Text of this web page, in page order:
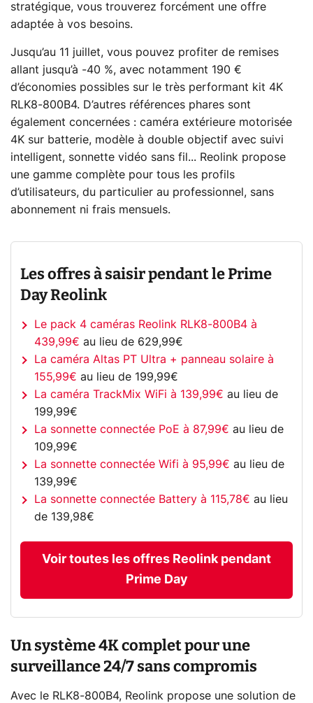
stratégique, vous trouverez forcément une offre
adaptée à vos besoins.
Jusqu’au 11 juillet, vous pouvez profiter de remises
allant jusqu’à -40 %, avec notamment 190 €
d’économies possibles sur le très performant kit 4K
RLK8-800B4. D’autres références phares sont
également concernées : caméra extérieure motorisée
4K sur batterie, modèle à double objectif avec suivi
intelligent, sonnette vidéo sans fil... Reolink propose
une gamme complète pour tous les profils
d’utilisateurs, du particulier au professionnel, sans
abonnement ni frais mensuels.
Les offres à saisir pendant le Prime
Day Reolink
Le pack 4 caméras Reolink RLK8-800B4 à
439,99€ au lieu de 629,99€
La caméra Altas PT Ultra + panneau solaire à
155,99€ au lieu de 199,99€
La caméra TrackMix WiFi à 139,99€ au lieu de
199,99€
La sonnette connectée PoE à 87,99€ au lieu de
109,99€
La sonnette connectée Wifi à 95,99€ au lieu de
139,99€
La sonnette connectée Battery à 115,78€ au lieu
de 139,98€
Voir toutes les offres Reolink pendant
Prime Day
Un système 4K complet pour une
surveillance 24/7 sans compromis
Avec le RLK8-800B4, Reolink propose une solution de